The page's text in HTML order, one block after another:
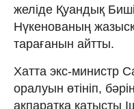
желіде Қуандық
Нүкенованың
тарағанын айтты.
Хатта экс-министр
оралуын өтініп,
ақпаратқа қатысты